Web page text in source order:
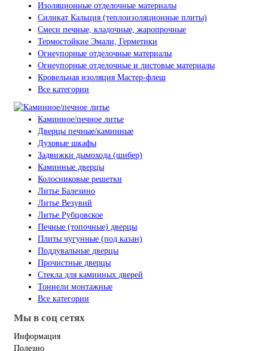
Изоляционные отделочные материалы
Силикат Кальция (теплоизоляционные плиты)
Смеси печные, кладочные, жаропрочные
Термостойкие Эмали, Герметики
Огнеупорные отделочные материалы
Огнеупорные отделочные и листовые материалы
Кровельная изоляция Мастер-флеш
Все категории
Каминное/печное литье
Дверцы печные/каминные
Духовые шкафы
Задвижки дымохода (шибер)
Каминные дверцы
Колосниковые решетки
Литье Балезино
Литье Везувий
Литье Рубцовское
Печные (топочные) дверцы
Плиты чугунные (под казан)
Поддувальные дверцы
Прочистные дверцы
Стекла для каминных дверей
Тоннели монтажные
Все категории
Мы в соц сетях
Информация
Полезно